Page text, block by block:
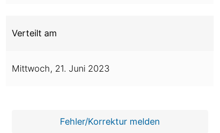
Verteilt am
Mittwoch, 21. Juni 2023
Fehler/Korrektur melden